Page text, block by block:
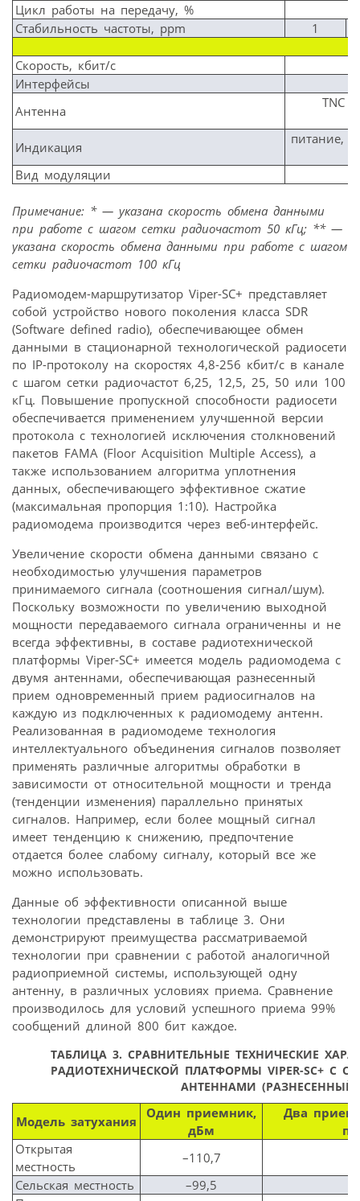
Цикл работы на передачу, %
Стабильность частоты, ppm
1
Скорость, кбит/с
Интерфейсы
Антенна
TNC
Индикация
питание,
Вид модуляции
Примечание: * — указана скорость обмена данными
при работе с шагом сетки радиочастот 50 кГц; ** —
указана скорость обмена данными при работе с шагом
сетки радиочастот 100 кГц
Радиомодем-маршрутизатор Viper-SC+ представляет
собой устройство нового поколения класса SDR
(Software defined radio), обеспечивающее обмен
данными в стационарной технологической радиосети
по IP-протоколу на скоростях 4,8-256 кбит/с в канале
с шагом сетки радиочастот 6,25, 12,5, 25, 50 или 100
кГц. Повышение пропускной способности радиосети
обеспечивается применением улучшенной версии
протокола с технологией исключения столкновений
пакетов FAMA (Floor Acquisition Multiple Access), а
также использованием алгоритма уплотнения
данных, обеспечивающего эффективное сжатие
(максимальная пропорция 1:10). Настройка
радиомодема производится через веб-интерфейс.
Увеличение скорости обмена данными связано с
необходимостью улучшения параметров
принимаемого сигнала (соотношения сигнал/шум).
Поскольку возможности по увеличению выходной
мощности передаваемого сигнала ограниченны и не
всегда эффективны, в составе радиотехнической
платформы Viper-SC+ имеется модель радиомодема с
двумя антеннами, обеспечивающая разнесенный
прием одновременный прием радиосигналов на
каждую из подключенных к радиомодему антенн.
Реализованная в радиомодеме технология
интеллектуального объединения сигналов позволяет
применять различные алгоритмы обработки в
зависимости от относительной мощности и тренда
(тенденции изменения) параллельно принятых
сигналов. Например, если более мощный сигнал
имеет тенденцию к снижению, предпочтение
отдается более слабому сигналу, который все же
можно использовать.
Данные об эффективности описанной выше
технологии представлены в таблице 3. Они
демонстрируют преимущества рассматриваемой
технологии при сравнении с работой аналогичной
радиоприемной системы, использующей одну
антенну, в различных условиях приема. Сравнение
производилось для условий успешного приема 99%
сообщений длиной 800 бит каждое.
ТАБЛИЦА 3. СРАВНИТЕЛЬНЫЕ ТЕХНИЧЕСКИЕ
РАДИОТЕХНИЧЕСКОЙ ПЛАТФОРМЫ VIPER-SC+
АНТЕННАМИ (РАЗНЕСЕННЫЙ
Модель затухания
Один приемник,
дБм
Два
Открытая
местность
–110,7
Сельская местность
–99,5